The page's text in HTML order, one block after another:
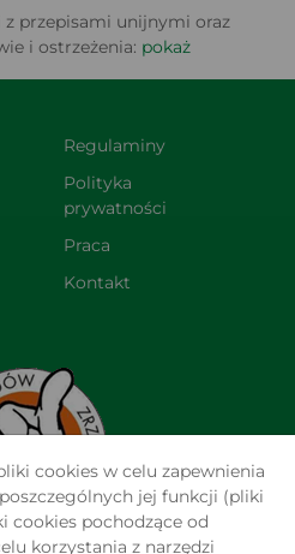
przepisami unijnymi oraz
i ostrzeżenia: pokaż
Regulaminy
Polityka
prywatności
Praca
Kontakt
cookies w celu zapewnienia
jej funkcji (pliki
cookies pochodzące od
korzystania z narzędzi